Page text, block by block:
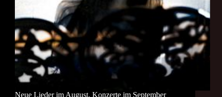
Neue Lieder im August, Konzerte im September